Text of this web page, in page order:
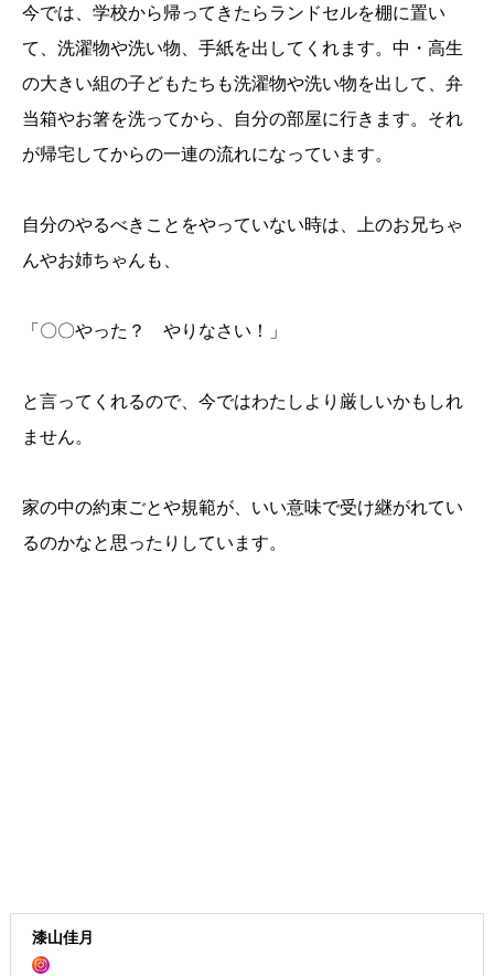
今では、学校から帰ってきたらランドセルを棚に置い
て、洗濯物や洗い物、手紙を出してくれます。中・高生
の大きい組の子どもたちも洗濯物や洗い物を出して、弁
当箱やお箸を洗ってから、自分の部屋に行きます。それ
が帰宅してからの一連の流れになっています。
自分のやるべきことをやっていない時は、上のお兄ちゃ
んやお姉ちゃんも、
「〇〇やった？ やりなさい！」
と言ってくれるので、今ではわたしより厳しいかもしれ
ません。
家の中の約束ごとや規範が、いい意味で受け継がれてい
るのかなと思ったりしています。
漆山佳月